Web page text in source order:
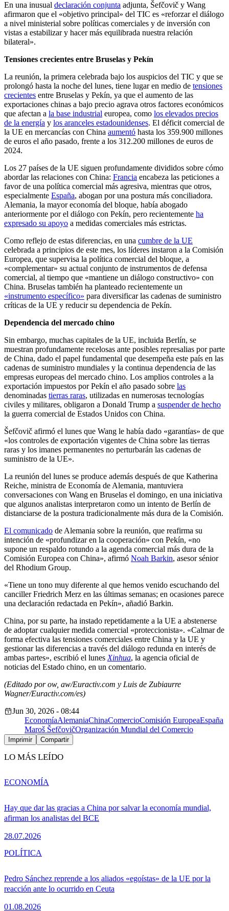
En una inusual declaración conjunta adjunta, Šefčovič y Wang
afirmaron que el «objetivo principal» del TIC es «reforzar el diálogo
a nivel ministerial sobre políticas comerciales y de inversión con
vistas a estabilizar y hacer más equilibrada nuestra relación
bilateral».
Tensiones crecientes entre Bruselas y Pekín
La reunión, la primera celebrada bajo los auspicios del TIC y que se
prolongó hasta la noche del lunes, tiene lugar en medio de tensiones
crecientes entre Bruselas y Pekín, ya que el aumento de las
exportaciones chinas a bajo precio agrava otros factores económicos
que afectan a la base industrial europea, como los elevados precios
de la energía y los aranceles estadounidenses. El déficit comercial de
la UE en mercancías con China aumentó hasta los 359.900 millones
de euros el año pasado, frente a los 312.200 millones de euros de
2024.
Los 27 países de la UE siguen profundamente divididos sobre cómo
abordar las relaciones con China: Francia encabeza las peticiones a
favor de una política comercial más agresiva, mientras que otros,
especialmente España, abogan por una postura más conciliadora.
Alemania, la mayor economía del bloque, había abogado
anteriormente por el diálogo con Pekín, pero recientemente ha
expresado su apoyo a medidas comerciales más estrictas.
Como reflejo de estas diferencias, en una cumbre de la UE
celebrada a principios de este mes, los líderes instaron a la Comisión
Europea, que supervisa la política comercial del bloque, a
«complementar» su actual conjunto de instrumentos de defensa
comercial, al tiempo que «mantiene un diálogo constructivo» con
China. Bruselas también ha planteado recientemente un
«instrumento específico» para diversificar las cadenas de suministro
críticas de la UE y reducir su dependencia de Pekín.
Dependencia del mercado chino
Sin embargo, muchas capitales de la UE, incluida Berlín, se
muestran profundamente recelosas ante posibles represalias por parte
de China, dado el papel fundamental que desempeña este país en las
cadenas de suministro mundiales y la continua dependencia de las
empresas europeas del mercado chino. Los amplios controles a la
exportación impuestos por Pekín el año pasado sobre las
denominadas tierras raras, utilizadas en numerosas tecnologías
civiles y militares, obligaron a Donald Trump a suspender de hecho
la guerra comercial de Estados Unidos con China.
Šefčovič afirmó el lunes que Wang le había dado «garantías» de que
«los controles de exportación vigentes de China sobre las tierras
raras y los imanes permanentes no perturbarán las cadenas de
suministro de la UE».
La reunión del lunes se produce además después de que Katherina
Reiche, ministra de Economía de Alemania, mantuviera
conversaciones con Wang en Bruselas el domingo, en una iniciativa
que algunos analistas interpretaron como un intento de Berlín de
distanciarse de la postura tradicionalmente más dura de la Comisión.
El comunicado de Alemania sobre la reunión, que reafirma su
intención de «profundizar en la cooperación» con Pekín, «no
supone un respaldo rotundo a la agenda comercial más dura de la
Comisión Europea con China», afirmó Noah Barkin, asesor sénior
del Rhodium Group.
«Tiene un tono muy diferente al que hemos venido escuchando del
canciller Friedrich Merz en las últimas semanas; en ocasiones parece
una declaración redactada en Pekín», añadió Barkin.
China, por su parte, ha instado repetidamente a la UE a abstenerse
de adoptar cualquier medida comercial «proteccionista». «Calmar de
forma efectiva las tensiones comerciales entre China y la UE y
gestionar las diferencias a través del diálogo redunda en interés de
ambas partes», escribió el lunes Xinhua, la agencia oficial de
noticias del Estado chino, en un comentario.
(Editado por ow, aw/Euractiv.com y Luis de Zubiaurre
Wagner/Euractiv.com/es)
Jun 30, 2026 - 08:44
EconomíaAlemaniaChinaComercioComisión EuropeaEspaña
Maroš ŠefčovičOrganización Mundial del Comercio
Imprimir Compartir
LO MÁS LEÍDO
Hay que dar las gracias a China por salvar la economía mundial,
afirman los analistas del BCE
28.07.2026
ECONOMÍA
Pedro Sánchez reprende a los aliados «egoístas» de la UE por la
reacción ante lo ocurrido en Ceuta
01.08.2026
POLÍTICA